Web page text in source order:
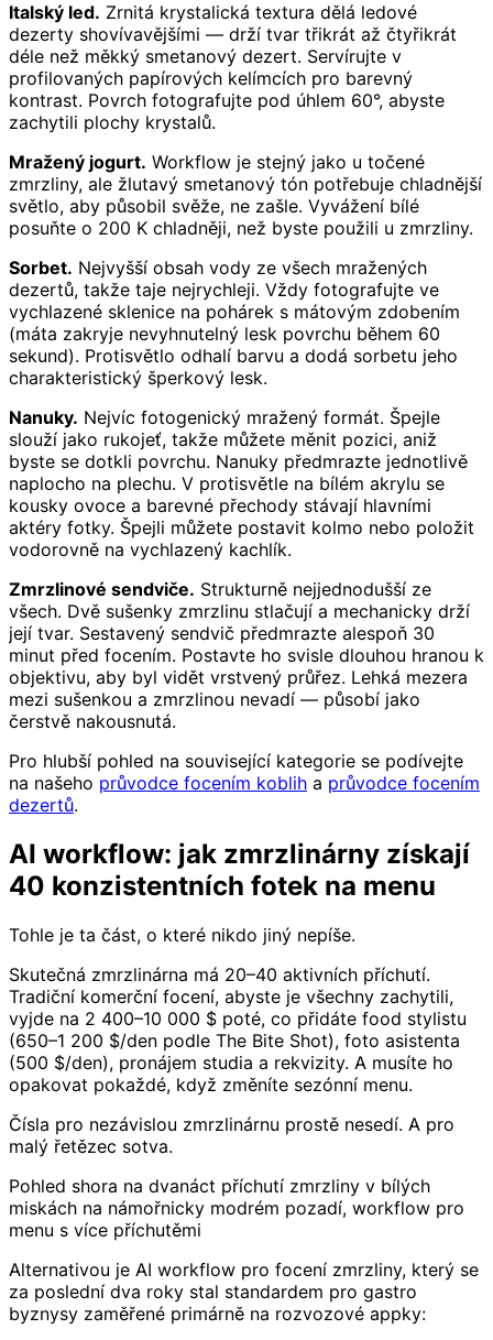
Italský led. Zrnitá krystalická textura dělá ledové
dezerty shovívavějšími — drží tvar třikrát až čtyřikrát
déle než měkký smetanový dezert. Servírujte v
profilovaných papírových kelímcích pro barevný
kontrast. Povrch fotografujte pod úhlem 60°, abyste
zachytili plochy krystalů.
Mražený jogurt. Workflow je stejný jako u točené
zmrzliny, ale žlutavý smetanový tón potřebuje chladnější
světlo, aby působil svěže, ne zašle. Vyvážení bílé
posuňte o 200 K chladněji, než byste použili u zmrzliny.
Sorbet. Nejvyšší obsah vody ze všech mražených
dezertů, takže taje nejrychleji. Vždy fotografujte ve
vychlazené sklenice na pohárek s mátovým zdobením
(máta zakryje nevyhnutelný lesk povrchu během 60
sekund). Protisvětlo odhalí barvu a dodá sorbetu jeho
charakteristický šperkový lesk.
Nanuky. Nejvíc fotogenický mražený formát. Špejle
slouží jako rukojeť, takže můžete měnit pozici, aniž
byste se dotkli povrchu. Nanuky předmrazte jednotlivě
naplocho na plechu. V protisvětle na bílém akrylu se
kousky ovoce a barevné přechody stávají hlavními
aktéry fotky. Špejli můžete postavit kolmo nebo položit
vodorovně na vychlazený kachlík.
Zmrzlinové sendviče. Strukturně nejjednodušší ze
všech. Dvě sušenky zmrzlinu stlačují a mechanicky drží
její tvar. Sestavený sendvič předmrazte alespoň 30
minut před focením. Postavte ho svisle dlouhou hranou k
objektivu, aby byl vidět vrstvený průřez. Lehká mezera
mezi sušenkou a zmrzlinou nevadí — působí jako
čerstvě nakousnutá.
Pro hlubší pohled na související kategorie se podívejte
na našeho průvodce focením koblih a průvodce focením
dezertů.
AI workflow: jak zmrzlinárny získají
40 konzistentních fotek na menu
Tohle je ta část, o které nikdo jiný nepíše.
Skutečná zmrzlinárna má 20–40 aktivních příchutí.
Tradiční komerční focení, abyste je všechny zachytili,
vyjde na 2 400–10 000 $ poté, co přidáte food stylistu
(650–1 200 $/den podle The Bite Shot), foto asistenta
(500 $/den), pronájem studia a rekvizity. A musíte ho
opakovat pokaždé, když změníte sezónní menu.
Čísla pro nezávislou zmrzlinárnu prostě nesedí. A pro
malý řetězec sotva.
Pohled shora na dvanáct příchutí zmrzliny v bílých
miskách na námořnicky modrém pozadí, workflow pro
menu s více příchutěmi
Alternativou je AI workflow pro focení zmrzliny, který se
za poslední dva roky stal standardem pro gastro
byznysy zaměřené primárně na rozvozové appky: